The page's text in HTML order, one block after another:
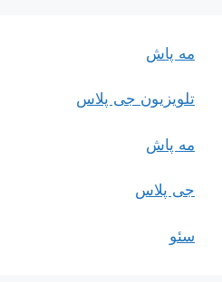
مه پاش
تلویزیون جی پلاس
مه پاش
جی پلاس
سئو